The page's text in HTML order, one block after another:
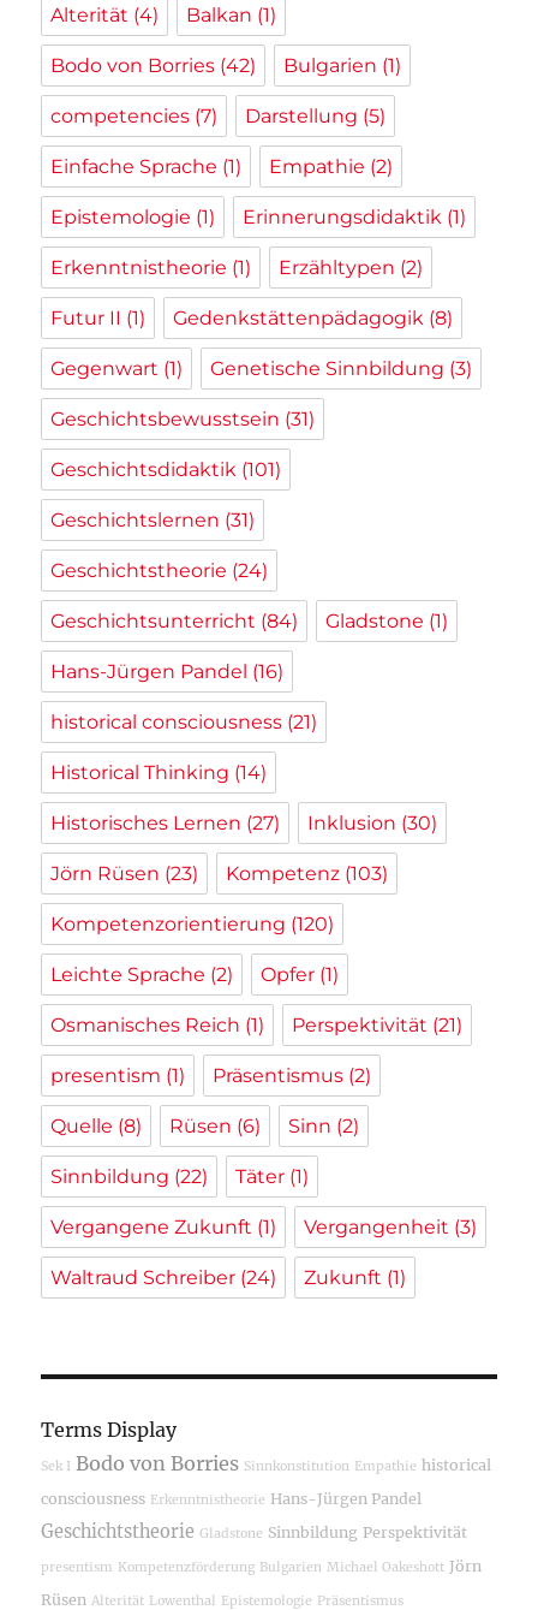
Alterität (4) Balkan (1)
Bodo von Borries (42) Bulgarien (1)
competencies (7) Darstellung (5)
Einfache Sprache (1) Empathie (2)
Epistemologie (1) Erinnerungsdidaktik (1)
Erkenntnistheorie (1) Erzähltypen (2)
Futur II (1) Gedenkstättenpädagogik (8)
Gegenwart (1) Genetische Sinnbildung (3)
Geschichtsbewusstsein (31)
Geschichtsdidaktik (101)
Geschichtslernen (31)
Geschichtstheorie (24)
Geschichtsunterricht (84) Gladstone (1)
Hans-Jürgen Pandel (16)
historical consciousness (21)
Historical Thinking (14)
Historisches Lernen (27) Inklusion (30)
Jörn Rüsen (23) Kompetenz (103)
Kompetenzorientierung (120)
Leichte Sprache (2) Opfer (1)
Osmanisches Reich (1) Perspektivität (21)
presentism (1) Präsentismus (2)
Quelle (8) Rüsen (6) Sinn (2)
Sinnbildung (22) Täter (1)
Vergangene Zukunft (1) Vergangenheit (3)
Waltraud Schreiber (24) Zukunft (1)
Terms Display
Sek I Bodo von Borries Sinnkonstitution Empathie historical
consciousness Erkenntnistheorie Hans-Jürgen Pandel
Geschichtstheorie Gladstone Sinnbildung Perspektivität
presentism Kompetenzförderung Bulgarien Michael Oakeshott Jörn
Rüsen Alterität Lowenthal Epistemologie Präsentismus